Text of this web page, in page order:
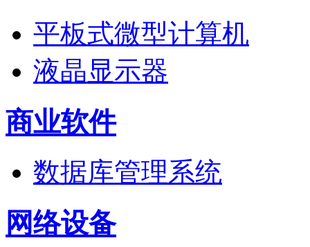
平板式微型计算机
液晶显示器
商业软件
数据库管理系统
网络设备